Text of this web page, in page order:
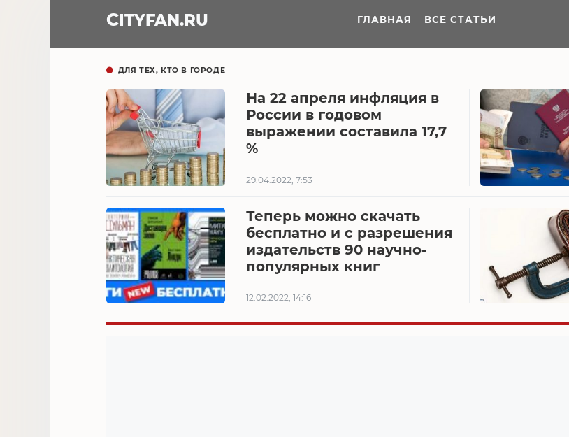
CITYFAN.RU ГЛАВНАЯ ВСЕ СТАТЬИ
ДЛЯ ТЕХ, КТО В ГОРОДЕ
На 22 апреля инфляция в
России в годовом
выражении составила 17,7
%
29.04.2022, 7:53
Теперь можно скачать
бесплатно и с разрешения
издательств 90 научно-
популярных книг
12.02.2022, 14:16